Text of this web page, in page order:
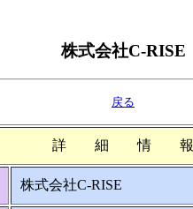
株式会社C-RISE
戻る
詳 細 情 報
株式会社C-RISE